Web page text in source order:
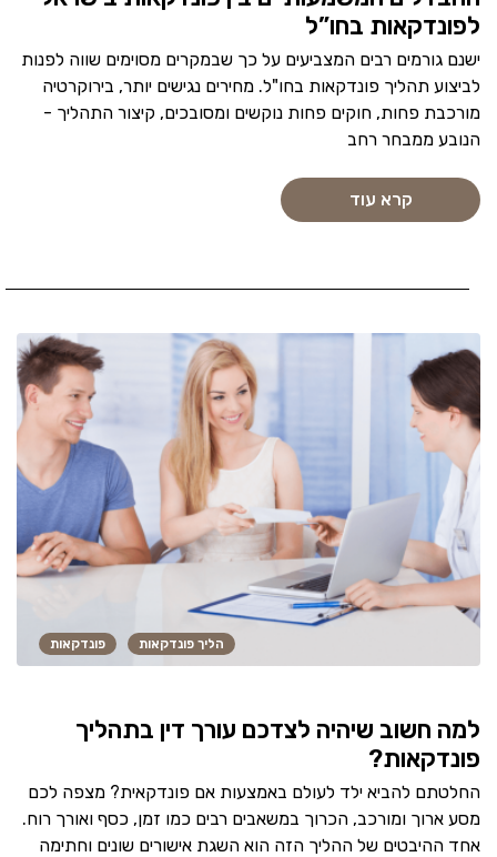
לפונדקאות בחו”ל
ישנם גורמים רבים המצביעים על כך שבמקרים מסוימים שווה לפנות
לביצוע תהליך פונדקאות בחו"ל. מחירים נגישים יותר, בירוקרטיה
מורכבת פחות, חוקים פחות נוקשים ומסובכים, קיצור התהליך -
הנובע ממבחר רחב
קרא עוד
הליך פונדקאות פונדקאות
למה חשוב שיהיה לצדכם עורך דין בתהליך
פונדקאות?
החלטתם להביא ילד לעולם באמצעות אם פונדקאית? מצפה לכם
מסע ארוך ומורכב, הכרוך במשאבים רבים כמו זמן, כסף ואורך רוח.
אחד ההיבטים של ההליך הזה הוא השגת אישורים שונים וחתימה